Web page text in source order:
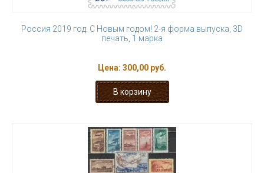
Россия 2019 год. С Новым годом! 2-я форма выпуска, 3D
печать, 1 марка
Цена: 300,00 руб.